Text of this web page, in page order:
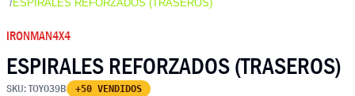
/ESPIRALES REFORZADOS (TRASEROS)
IRONMAN4X4
ESPIRALES REFORZADOS (TRASEROS)
SKU:TOY039B +50 VENDIDOS